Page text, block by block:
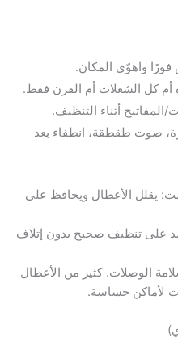
واهوّي المكان.
كل الشعلات أم الفرن فقط.
أثناء التنظيف.
صوت طقطقة، انطفاء بعد
يقلل الأعطال ويحافظ على
على تنظيف صحيح بدون إتلاف
الوصلات. كثير من الأعطال
لأماكن حساسة.